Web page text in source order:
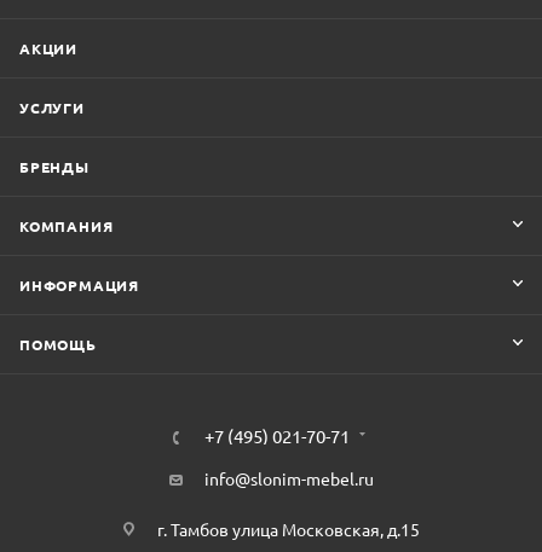
АКЦИИ
УСЛУГИ
БРЕНДЫ
КОМПАНИЯ
ИНФОРМАЦИЯ
ПОМОЩЬ
+7 (495) 021-70-71
info@slonim-mebel.ru
г. Тамбов улица Московская, д.15